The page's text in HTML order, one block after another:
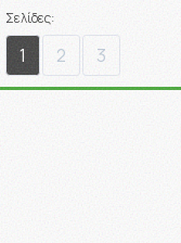
Σελίδες:
1 2 3